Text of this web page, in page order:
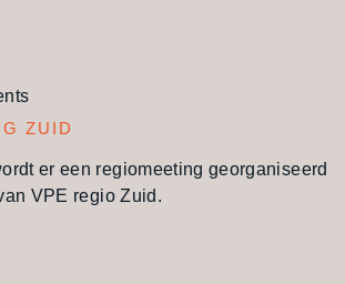
ZUID
er een regiomeeting georganiseerd
VPE regio Zuid.